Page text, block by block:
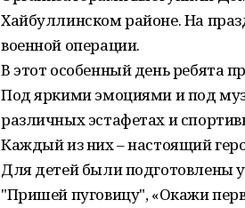
Хайбуллинском районе. На
военной операции.
В этот особенный день ребята
Под яркими эмоциями и под
различных эстафетах и
Каждый из них – настоящий
Для детей были подготовлены
"Пришей пуговицу", «Окажи